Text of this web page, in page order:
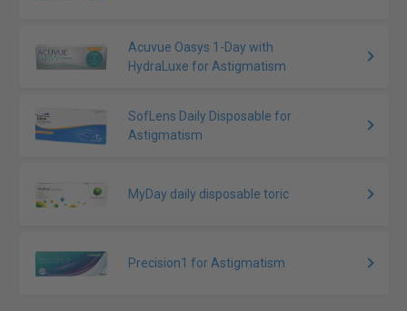
Acuvue Oasys 1-Day with
HydraLuxe for Astigmatism
SofLens Daily Disposable for
Astigmatism
MyDay daily disposable toric
Precision1 for Astigmatism